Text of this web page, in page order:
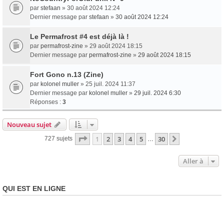
par stefaan » 30 août 2024 12:24
Dernier message par stefaan » 30 août 2024 12:24
Le Permafrost #4 est déjà là !
par permafrost-zine » 29 août 2024 18:15
Dernier message par permafrost-zine » 29 août 2024 18:15
Fort Gono n.13 (Zine)
par kolonel muller » 25 juil. 2024 11:37
Dernier message par kolonel muller » 29 juil. 2024 6:30
Réponses : 3
Nouveau sujet
727 sujets Page 1sur30
1 2 3 4 5 … 30
Aller à
QUI EST EN LIGNE